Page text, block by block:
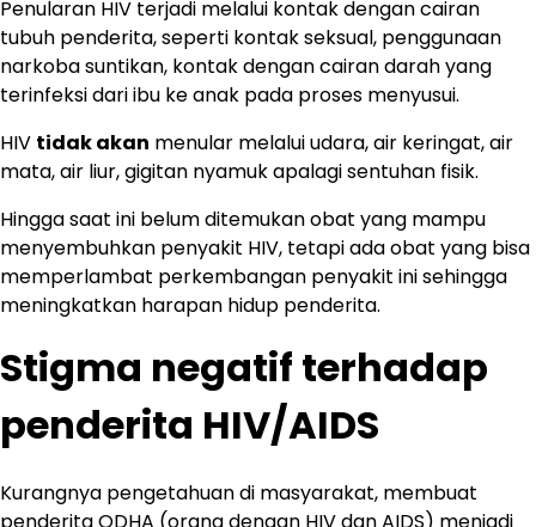
Penularan HIV terjadi melalui kontak dengan cairan
tubuh penderita, seperti kontak seksual, penggunaan
narkoba suntikan, kontak dengan cairan darah yang
terinfeksi dari ibu ke anak pada proses menyusui.
HIV tidak akan menular melalui udara, air keringat, air
mata, air liur, gigitan nyamuk apalagi sentuhan fisik.
Hingga saat ini belum ditemukan obat yang mampu
menyembuhkan penyakit HIV, tetapi ada obat yang bisa
memperlambat perkembangan penyakit ini sehingga
meningkatkan harapan hidup penderita.
Stigma negatif terhadap
penderita HIV/AIDS
Kurangnya pengetahuan di masyarakat, membuat